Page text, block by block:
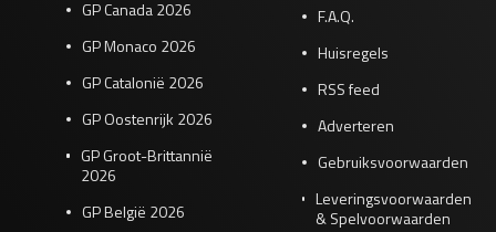
GP Canada 2026
GP Monaco 2026
GP Catalonië 2026
GP Oostenrijk 2026
GP Groot-Brittannië
2026
GP België 2026
F.A.Q.
Huisregels
RSS feed
Adverteren
Gebruiksvoorwaarden
Leveringsvoorwaarden
& Spelvoorwaarden